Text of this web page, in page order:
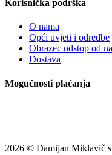
Korisnička podrška
O nama
Opći uvjeti i odredbe
Obrazec odstop od
Dostava
Mogućnosti plaćanja
2026 © Damijan Miklavič